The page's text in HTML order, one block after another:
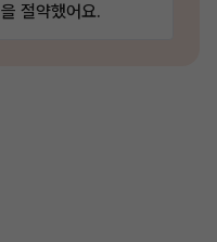
을 절약했어요.